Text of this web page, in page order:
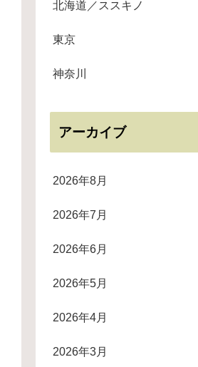
北海道／ススキノ
東京
神奈川
アーカイブ
2026年8月
2026年7月
2026年6月
2026年5月
2026年4月
2026年3月